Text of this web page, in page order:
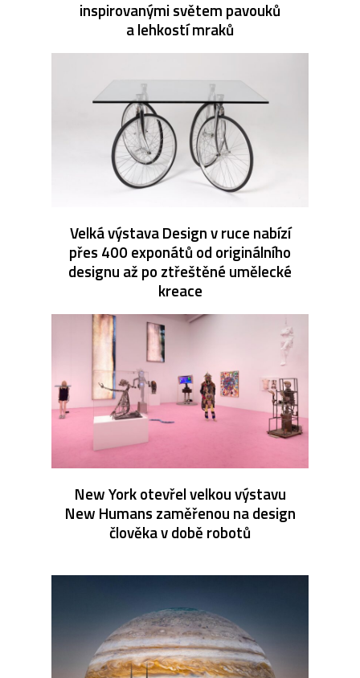
inspirovanými světem pavouků
a lehkostí mraků
Velká výstava Design v ruce nabízí
přes 400 exponátů od originálního
designu až po ztřeštěné umělecké
kreace
New York otevřel velkou výstavu
New Humans zaměřenou na design
člověka v době robotů